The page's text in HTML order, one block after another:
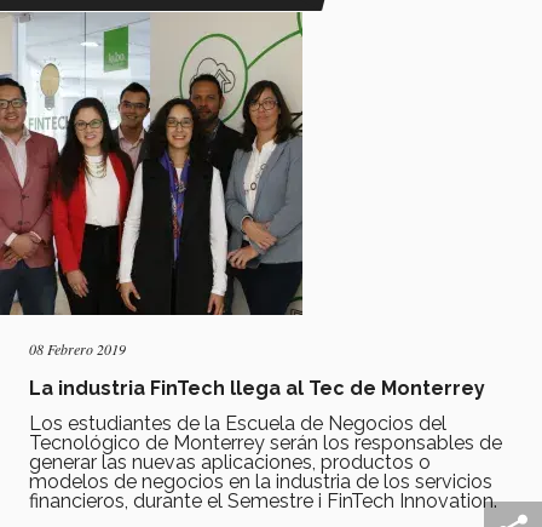
08 Febrero 2019
La industria FinTech llega al Tec de Monterrey
Los estudiantes de la Escuela de Negocios del
Tecnológico de Monterrey serán los responsables de
generar las nuevas aplicaciones, productos o
modelos de negocios en la industria de los servicios
financieros, durante el Semestre i FinTech Innovation.